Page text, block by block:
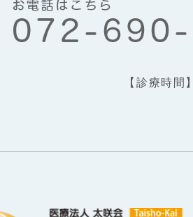
【診療時間】